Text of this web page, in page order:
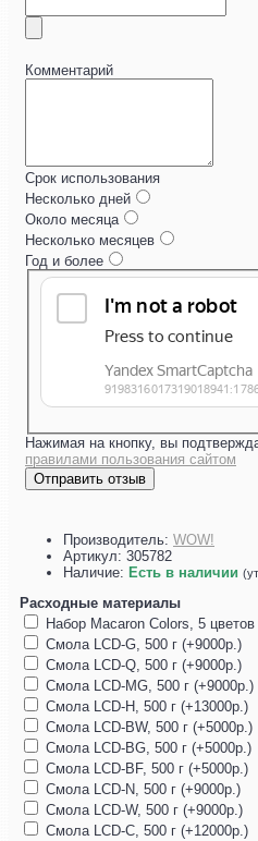
Комментарий
Срок использования
Несколько дней
Около месяца
Несколько месяцев
Год и более
Нажимая на кнопку, вы
правилами пользования сайтом
Отправить отзыв
Производитель: WOW!
Артикул: 305782
Наличие: Есть в наличии
Расходные материалы
Набор Macaron Colors, 5
Смола LCD-G, 500 г (+9000р.)
Смола LCD-Q, 500 г (+9000р.)
Смола LCD-MG, 500 г (+9000р.)
Смола LCD-H, 500 г (+13000р.)
Смола LCD-BW, 500 г (+5000р.)
Смола LCD-BG, 500 г (+5000р.)
Смола LCD-BF, 500 г (+5000р.)
Смола LCD-N, 500 г (+9000р.)
Смола LCD-W, 500 г (+9000р.)
Смола LCD-C, 500 г (+12000р.)